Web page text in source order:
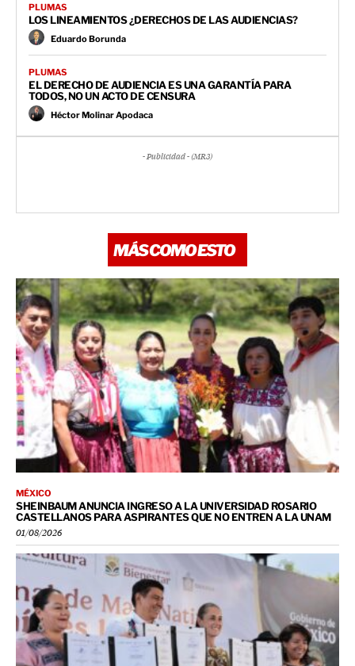
PLUMAS
LOS LINEAMIENTOS ¿DERECHOS DE LAS AUDIENCIAS?
Eduardo Borunda
PLUMAS
EL DERECHO DE AUDIENCIA ES UNA GARANTÍA PARA
TODOS, NO UN ACTO DE CENSURA
Héctor Molinar Apodaca
- Publicidad - (MR3)
MÁS COMO ESTO
MÉXICO
SHEINBAUM ANUNCIA INGRESO A LA UNIVERSIDAD ROSARIO
CASTELLANOS PARA ASPIRANTES QUE NO ENTREN A LA UNAM
01/08/2026